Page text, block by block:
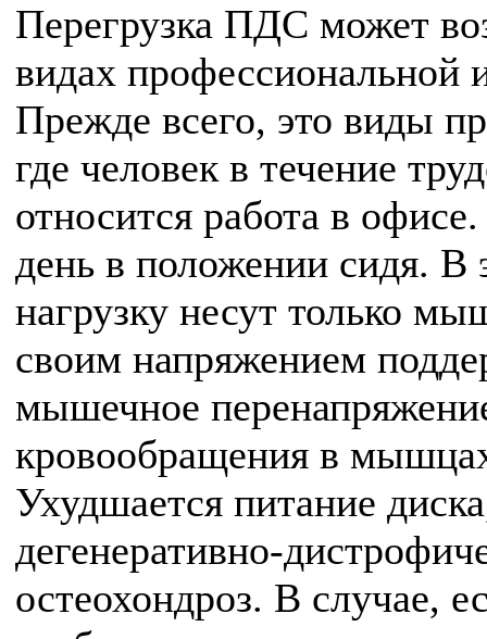
Перегрузка ПДС может
видах профессиональной
Прежде всего, это виды
где человек в течение
относится работа в
день в положении сидя. В
нагрузку несут только
своим напряжением
мышечное
кровообращения в
Ухудшается питание
дегенеративно-
остеохондроз. В случае,